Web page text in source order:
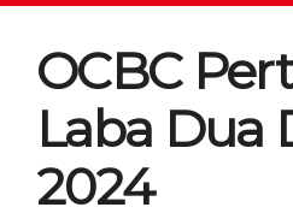
OCBC
Laba Dua
2024